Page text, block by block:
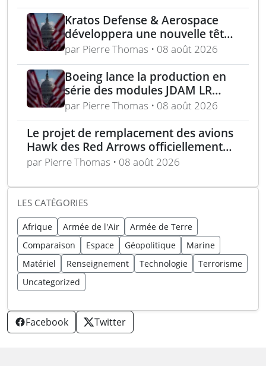
Kratos Defense & Aerospace
développera une nouvelle tête
chercheuse pour les missiles
FGM-148 Javelin
par Pierre Thomas • 08 août 2026
Boeing lance la production en
série des modules JDAM LR
pour frappes de précision
longue portée
par Pierre Thomas • 08 août 2026
Le projet de remplacement des avions
Hawk des Red Arrows officiellement
lancé
par Pierre Thomas • 08 août 2026
LES CATÉGORIES
Afrique Armée de l'Air
Armée de Terre
Comparaison
Espace Géopolitique
Marine
Matériel
Renseignement Technologie
Terrorisme
Uncategorized
Facebook Twitter